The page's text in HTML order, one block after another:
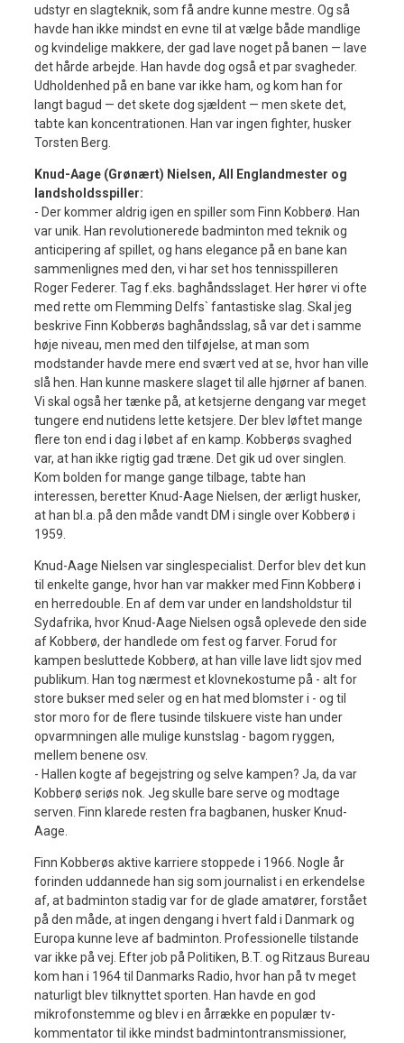
udstyr en slagteknik, som få andre kunne mestre. Og så
havde han ikke mindst en evne til at vælge både mandlige
og kvindelige makkere, der gad lave noget på banen — lave
det hårde arbejde. Han havde dog også et par svagheder.
Udholdenhed på en bane var ikke ham, og kom han for
langt bagud — det skete dog sjældent — men skete det,
tabte kan koncentrationen. Han var ingen fighter, husker
Torsten Berg.
Knud-Aage (Grønært) Nielsen, All Englandmester og
landsholdsspiller:
- Der kommer aldrig igen en spiller som Finn Kobberø. Han
var unik. Han revolutionerede badminton med teknik og
anticipering af spillet, og hans elegance på en bane kan
sammenlignes med den, vi har set hos tennisspilleren
Roger Federer. Tag f.eks. baghåndsslaget. Her hører vi ofte
med rette om Flemming Delfs` fantastiske slag. Skal jeg
beskrive Finn Kobberøs baghåndsslag, så var det i samme
høje niveau, men med den tilføjelse, at man som
modstander havde mere end svært ved at se, hvor han ville
slå hen. Han kunne maskere slaget til alle hjørner af banen.
Vi skal også her tænke på, at ketsjerne dengang var meget
tungere end nutidens lette ketsjere. Der blev løftet mange
flere ton end i dag i løbet af en kamp. Kobberøs svaghed
var, at han ikke rigtig gad træne. Det gik ud over singlen.
Kom bolden for mange gange tilbage, tabte han
interessen, beretter Knud-Aage Nielsen, der ærligt husker,
at han bl.a. på den måde vandt DM i single over Kobberø i
1959.
Knud-Aage Nielsen var singlespecialist. Derfor blev det kun
til enkelte gange, hvor han var makker med Finn Kobberø i
en herredouble. En af dem var under en landsholdstur til
Sydafrika, hvor Knud-Aage Nielsen også oplevede den side
af Kobberø, der handlede om fest og farver. Forud for
kampen besluttede Kobberø, at han ville lave lidt sjov med
publikum. Han tog nærmest et klovnekostume på - alt for
store bukser med seler og en hat med blomster i - og til
stor moro for de flere tusinde tilskuere viste han under
opvarmningen alle mulige kunstslag - bagom ryggen,
mellem benene osv.
- Hallen kogte af begejstring og selve kampen? Ja, da var
Kobberø seriøs nok. Jeg skulle bare serve og modtage
serven. Finn klarede resten fra bagbanen, husker Knud-
Aage.
Finn Kobberøs aktive karriere stoppede i 1966. Nogle år
forinden uddannede han sig som journalist i en erkendelse
af, at badminton stadig var for de glade amatører, forstået
på den måde, at ingen dengang i hvert fald i Danmark og
Europa kunne leve af badminton. Professionelle tilstande
var ikke på vej. Efter job på Politiken, B.T. og Ritzaus Bureau
kom han i 1964 til Danmarks Radio, hvor han på tv meget
naturligt blev tilknyttet sporten. Han havde en god
mikrofonstemme og blev i en årrække en populær tv-
kommentator til ikke mindst badmintontransmissioner,